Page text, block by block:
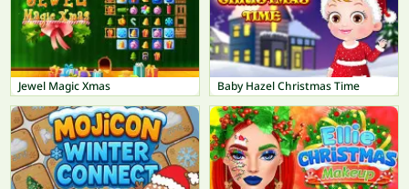
Jewel Magic Xmas Baby Hazel Christmas Time